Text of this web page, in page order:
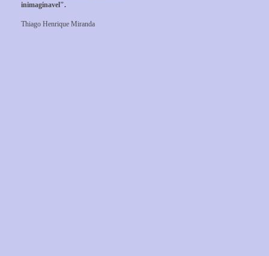
inimaginavel".
Thiago Henrique Miranda